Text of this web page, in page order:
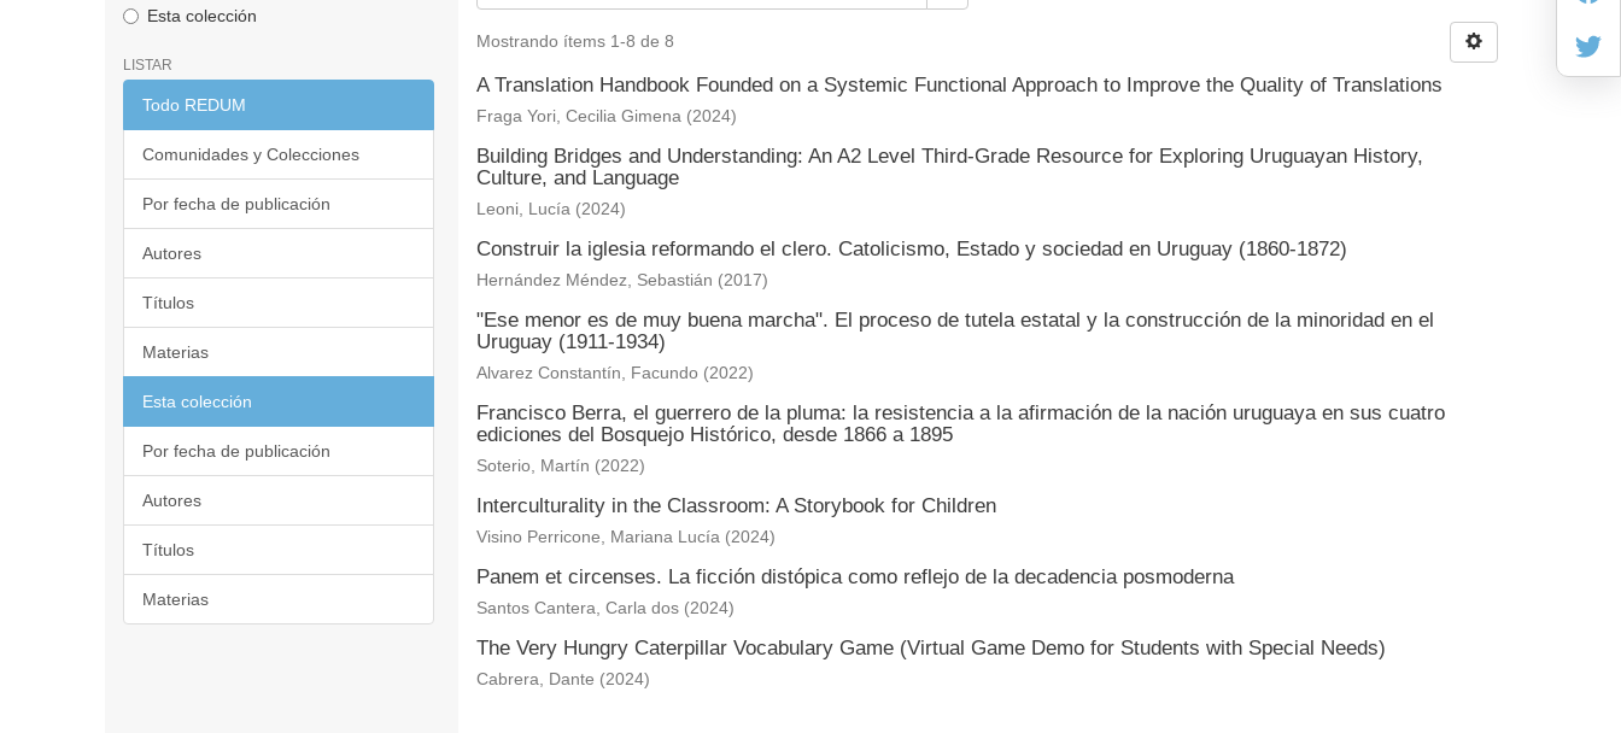
Esta colección
LISTAR
Todo REDUM
Comunidades y Colecciones
Por fecha de publicación
Autores
Títulos
Materias
Esta colección
Por fecha de publicación
Autores
Títulos
Materias
Mostrando ítems 1-8 de 8
A Translation Handbook Founded on a Systemic Functional Approach to Improve the Quality of Translations
Fraga Yori, Cecilia Gimena (2024)
Building Bridges and Understanding: An A2 Level Third-Grade Resource for Exploring Uruguayan History,
Culture, and Language
Leoni, Lucía (2024)
Construir la iglesia reformando el clero. Catolicismo, Estado y sociedad en Uruguay (1860-1872)
Hernández Méndez, Sebastián (2017)
"Ese menor es de muy buena marcha". El proceso de tutela estatal y la construcción de la minoridad en el
Uruguay (1911-1934)
Alvarez Constantín, Facundo (2022)
Francisco Berra, el guerrero de la pluma: la resistencia a la afirmación de la nación uruguaya en sus cuatro
ediciones del Bosquejo Histórico, desde 1866 a 1895
Soterio, Martín (2022)
Interculturality in the Classroom: A Storybook for Children
Visino Perricone, Mariana Lucía (2024)
Panem et circenses. La ficción distópica como reflejo de la decadencia posmoderna
Santos Cantera, Carla dos (2024)
The Very Hungry Caterpillar Vocabulary Game (Virtual Game Demo for Students with Special Needs)
Cabrera, Dante (2024)